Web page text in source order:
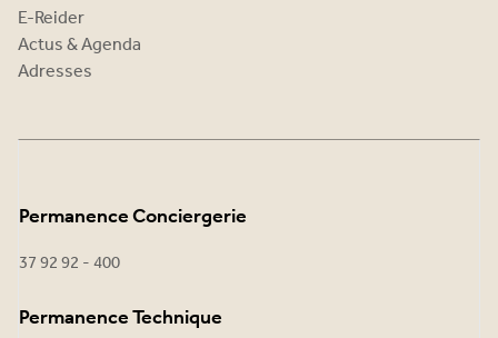
E-Reider
Actus & Agenda
Adresses
Permanence Conciergerie
37 92 92 - 400
Permanence Technique